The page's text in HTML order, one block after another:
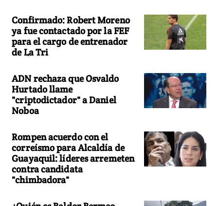
Confirmado: Robert Moreno
ya fue contactado por la FEF
para el cargo de entrenador
de La Tri
ADN rechaza que Osvaldo
Hurtado llame
"criptodictador" a Daniel
Noboa
Rompen acuerdo con el
correísmo para Alcaldía de
Guayaquil: líderes arremeten
contra candidata
"chimbadora"